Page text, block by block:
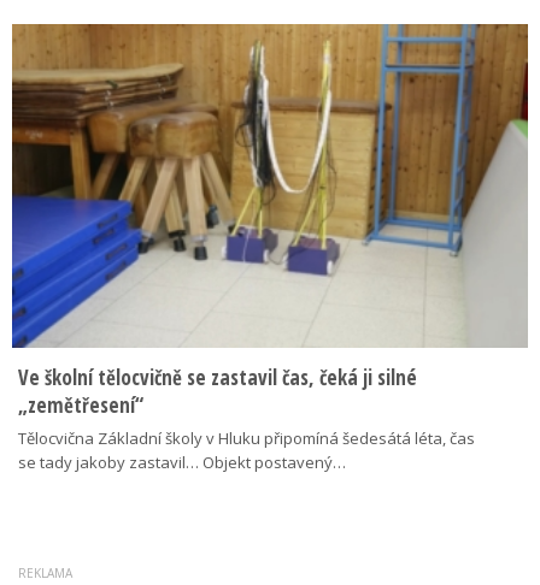
Ve školní tělocvičně se zastavil čas, čeká ji silné
„zemětřesení“
Tělocvična Základní školy v Hluku připomíná šedesátá léta, čas
se tady jakoby zastavil… Objekt postavený…